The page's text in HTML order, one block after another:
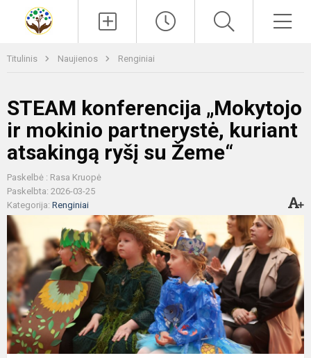
Titulinis Naujienos Renginiai
STEAM konferencija „Mokytojo
ir mokinio partnerystė, kuriant
atsakingą ryšį su Žeme“
Paskelbė : Rasa Kruopė
Paskelbta: 2026-03-25
Kategorija: Renginiai